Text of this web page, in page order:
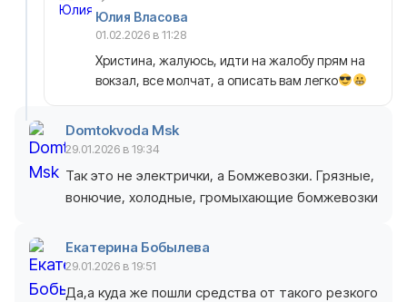
Юлия Власова
01.02.2026 в 11:28
Христина, жалуюсь, идти на жалобу прям на
вокзал, все молчат, а описать вам легко
Domtokvoda Msk
29.01.2026 в 19:34
Так это не электрички, а Бомжевозки. Грязные,
вонючие, холодные, громыхающие бомжевозки
Екатерина Бобылева
29.01.2026 в 19:51
Да,а куда же пошли средства от такого резкого